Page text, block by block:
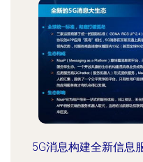
5G消息构建全新信息